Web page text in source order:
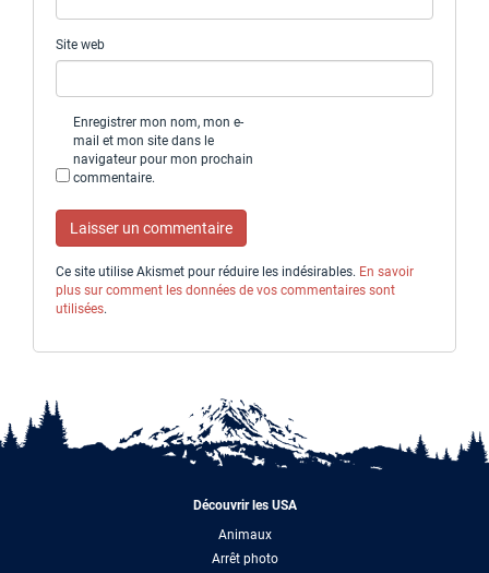
Site web
Enregistrer mon nom, mon e-
mail et mon site dans le
navigateur pour mon prochain
commentaire.
Ce site utilise Akismet pour réduire les indésirables. En savoir
plus sur comment les données de vos commentaires sont
utilisées.
Découvrir les USA
Animaux
Arrêt photo